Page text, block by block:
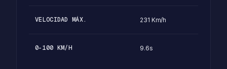
VELOCIDAD MÁX. 231 Km/h
0-100 KM/H 9.6s